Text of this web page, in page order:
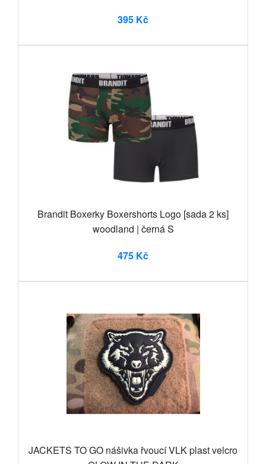
395 Kč
Brandit Boxerky Boxershorts Logo [sada 2 ks]
woodland | černá S
475 Kč
JACKETS TO GO nášivka řvoucí VLK plast velcro